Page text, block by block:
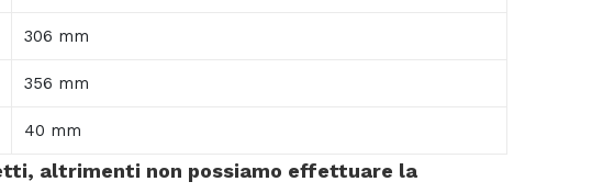
306 mm
356 mm
40 mm
altrimenti non possiamo effettuare la